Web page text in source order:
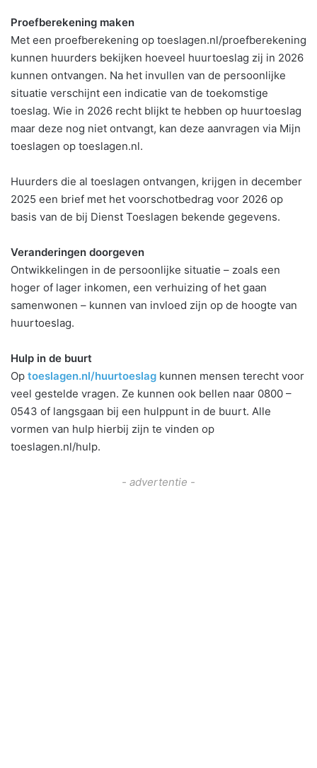
Proefberekening maken
Met een proefberekening op toeslagen.nl/proefberekening
kunnen huurders bekijken hoeveel huurtoeslag zij in 2026
kunnen ontvangen. Na het invullen van de persoonlijke
situatie verschijnt een indicatie van de toekomstige
toeslag. Wie in 2026 recht blijkt te hebben op huurtoeslag
maar deze nog niet ontvangt, kan deze aanvragen via Mijn
toeslagen op toeslagen.nl.
Huurders die al toeslagen ontvangen, krijgen in december
2025 een brief met het voorschotbedrag voor 2026 op
basis van de bij Dienst Toeslagen bekende gegevens.
Veranderingen doorgeven
Ontwikkelingen in de persoonlijke situatie – zoals een
hoger of lager inkomen, een verhuizing of het gaan
samenwonen – kunnen van invloed zijn op de hoogte van
huurtoeslag.
Hulp in de buurt
Op toeslagen.nl/huurtoeslag kunnen mensen terecht voor
veel gestelde vragen. Ze kunnen ook bellen naar 0800 –
0543 of langsgaan bij een hulppunt in de buurt. Alle
vormen van hulp hierbij zijn te vinden op
toeslagen.nl/hulp.
- advertentie -